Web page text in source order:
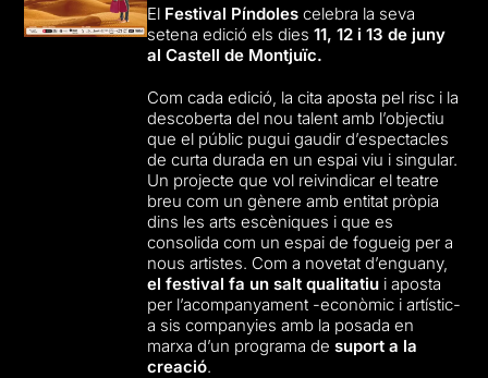
El Festival Píndoles celebra la seva
setena edició els dies11, 12 i 13 de juny
al Castell de Montjuïc.
Com cada edició, la cita aposta pel risc i la
descoberta del nou talent amb l’objectiu
que el públic pugui gaudir d’espectacles
de curta durada en un espai viu i singular.
Un projecte que vol reivindicar el teatre
breu com un gènere amb entitat pròpia
dins les arts escèniques i que es
consolida com un espai de fogueig per a
nous artistes. Com a novetat d’enguany,
el festival fa un salt qualitatiu i aposta
per l’acompanyament -econòmic i artístic-
a sis companyies amb la posada en
marxa d’un programa desuport a la
creació.